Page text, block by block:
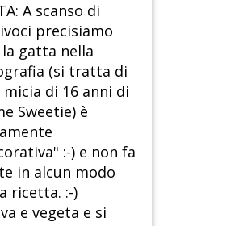
A scanso di
precisiamo
la gatta nella
(si tratta di
micia di 16 anni di
Sweetie) è
:-) e non fa
in alcun modo
ricetta. :-)
e vegeta e si